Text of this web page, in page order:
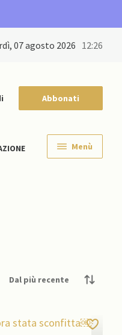
07 agosto 2026 12:26
Abbonati
Menù